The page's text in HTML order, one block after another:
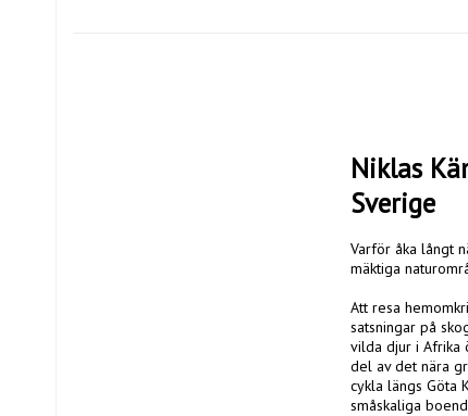
Niklas
Sverige
Varför åka långt
mäktiga
Att resa
satsningar på
vilda djur i Afrika
del av det nära
cykla längs Göta
småskaliga